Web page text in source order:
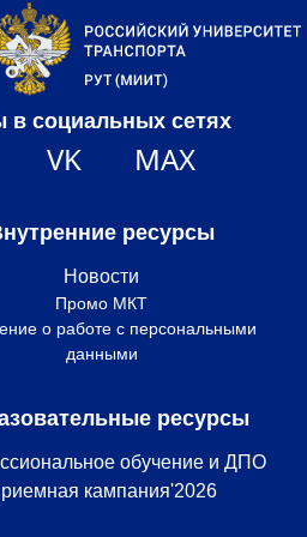
в социальных сетях
VK MAX
ресурсы
Новости
Промо МКТ
о работе с персональными
данными
ресурсы
обучение и ДПО
кампания'2026